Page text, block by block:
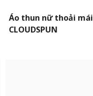
Áo thun nữ thoải mái
CLOUDSPUN